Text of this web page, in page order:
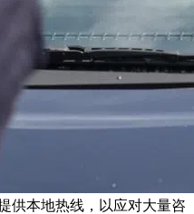
供本地热线，以应对大量咨